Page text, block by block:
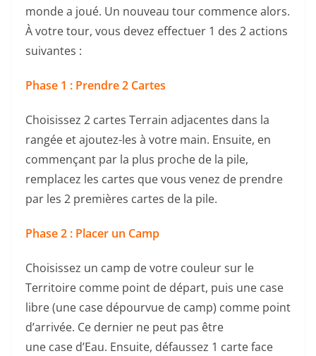
monde a joué. Un nouveau tour commence alors.
À votre tour, vous devez effectuer 1 des 2 actions
suivantes :
Phase 1 : Prendre 2 Cartes
Choisissez 2 cartes Terrain adjacentes dans la
rangée et ajoutez-les à votre main. Ensuite, en
commençant par la plus proche de la pile,
remplacez les cartes que vous venez de prendre
par les 2 premières cartes de la pile.
Phase 2 : Placer un Camp
Choisissez un camp de votre couleur sur le
Territoire comme point de départ, puis une case
libre (une case dépourvue de camp) comme point
d’arrivée. Ce dernier ne peut pas être
une case d’Eau. Ensuite, défaussez 1 carte face